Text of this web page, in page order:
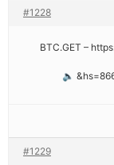
#1228
🔈 + 0.75175354
#1229